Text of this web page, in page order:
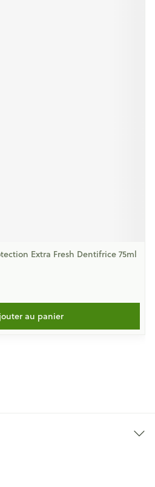
Extra Fresh Dentifrice 75ml
au panier